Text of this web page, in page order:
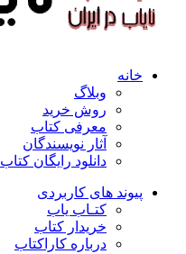
خانه
وبلاگ
روش خرید
معرفی کتاب
آثار نویسندگان
دانلود رایگان کتاب
پیوند های کاربردی
کتـاب یاب
خریدار کتاب
درباره کاراکتاب